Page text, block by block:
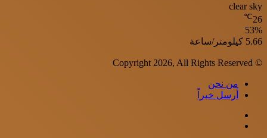
clear sky
26
℃
الرطوبة:
53%
الرياح:
5.66 كيلومتر/ساعة
© Copyright 2026, All Rights Reserved
من نحن
أرسل خبراً